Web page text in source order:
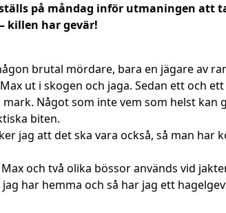
på måndag inför utmaningen att
killen har gevär!
brutal mördare, bara en jägare av
ut i skogen och jaga. Sedan ett och
Något som inte vem som helst kan
biten.
jag att det ska vara också, så man har
och två olika bössor används vid
har hemma och så har jag ett